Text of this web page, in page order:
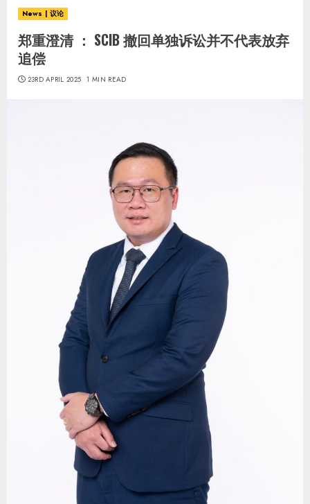
News | 议论
郑重澄清 ： SCIB 撤回单独诉讼并不代表放弃
追偿
23RD APRIL 2025 1 MIN READ